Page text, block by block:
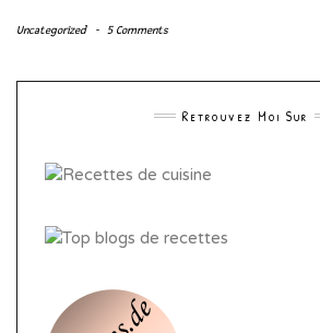
Uncategorized - 5 Comments
Retrouvez Moi Sur